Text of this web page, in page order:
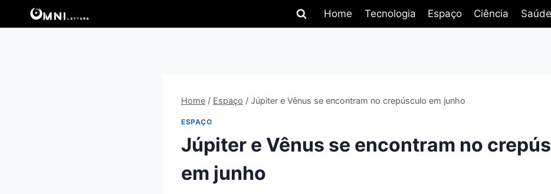
Home Tecnologia Espaço Ciência Saúde
Home / Espaço / Júpiter e Vênus se encontram no crepúsculo em junho
ESPAÇO
Júpiter e Vênus se encontram no
em junho